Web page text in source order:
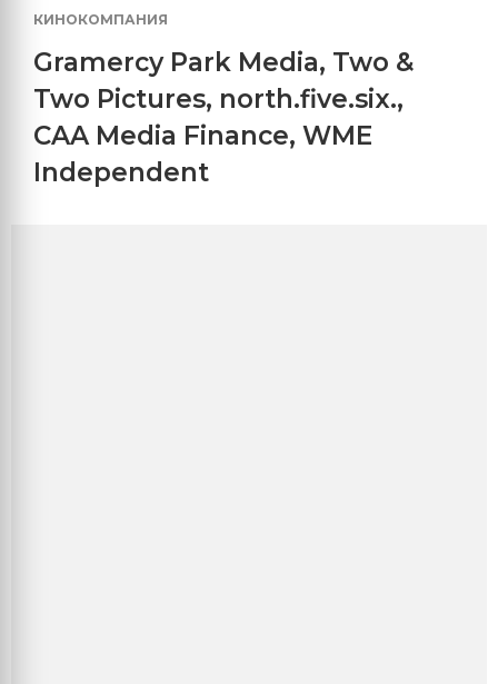
КИНОКОМПАНИЯ
Gramercy Park Media, Two &
Two Pictures, north.five.six.,
CAA Media Finance, WME
Independent